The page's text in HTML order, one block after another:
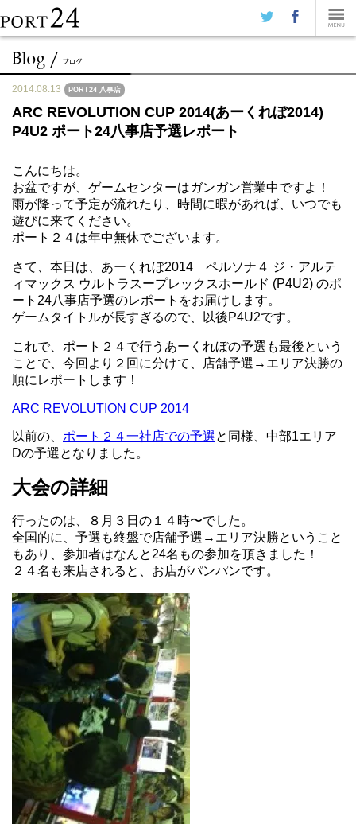
2014.08.13 PORT24 八事店
ARC REVOLUTION CUP 2014(あーくれぼ2014)
P4U2 ポート24八事店予選レポート
こんにちは。
お盆ですが、ゲームセンターはガンガン営業中ですよ！
雨が降って予定が流れたり、時間に暇があれば、いつでも
遊びに来てください。
ポート２４は年中無休でございます。
さて、本日は、あーくれぼ2014 ペルソナ４ ジ・アルテ
ィマックス ウルトラスープレックスホールド (P4U2) のポ
ート24八事店予選のレポートをお届けします。
ゲームタイトルが長すぎるので、以後P4U2です。
これで、ポート２４で行うあーくれぼの予選も最後という
ことで、今回より２回に分けて、店舗予選→エリア決勝の
順にレポートします！
ARC REVOLUTION CUP 2014
以前の、 ポート２４一社店での予選と同様、中部1エリア
Dの予選となりました。
大会の詳細
行ったのは、８月３日の１４時〜でした。
全国的に、予選も終盤で店舗予選→エリア決勝ということ
もあり、参加者はなんと24名もの参加を頂きました！
２４名も来店されると、お店がパンパンです。